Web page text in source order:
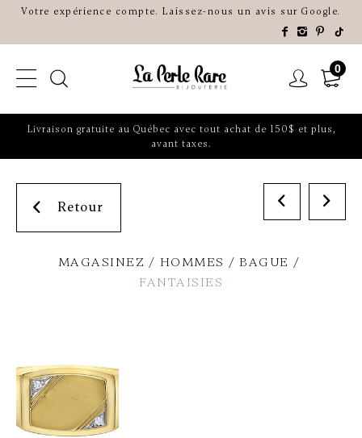
Votre expérience compte. Laissez-nous un avis sur Google.
0
Livraison gratuite au Québec avec tout achat de 150$ et plus,
avant taxes.
Retour
MAGASINEZ HOMMES
BAGUE
FANTAISIES